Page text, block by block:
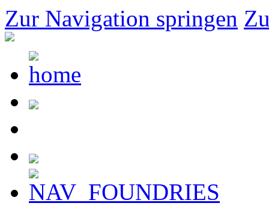
Zur Navigation springen